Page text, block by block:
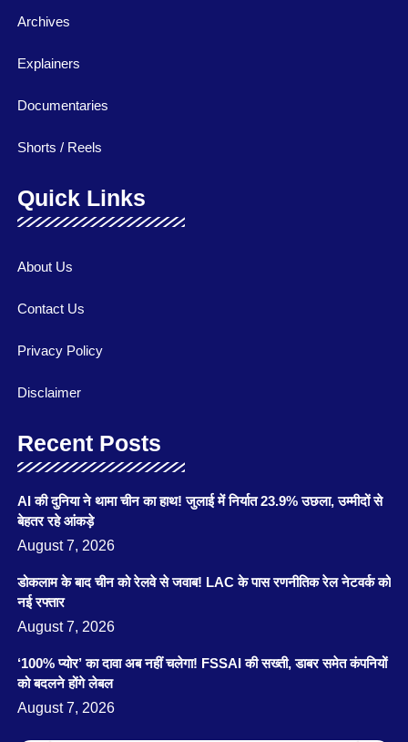
Archives
Explainers
Documentaries
Shorts / Reels
Quick Links
About Us
Contact Us
Privacy Policy
Disclaimer
Recent Posts
AI की दुनिया ने थामा चीन का हाथ! जुलाई में निर्यात 23.9% उछला, उम्मीदों से
बेहतर रहे आंकड़े
August 7, 2026
डोकलाम के बाद चीन को रेलवे से जवाब! LAC के पास रणनीतिक रेल नेटवर्क को
नई रफ्तार
August 7, 2026
‘100% प्योर’ का दावा अब नहीं चलेगा! FSSAI की सख्ती, डाबर समेत कंपनियों
को बदलने होंगे लेबल
August 7, 2026